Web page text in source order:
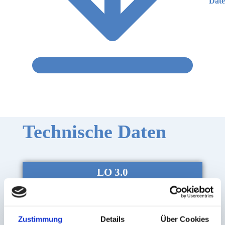
Zustimmung Details Über Cookies
Technische Daten
LO 3.0
1.620